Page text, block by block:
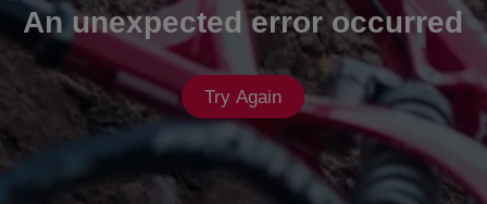
An unexpected error occurred
Try Again